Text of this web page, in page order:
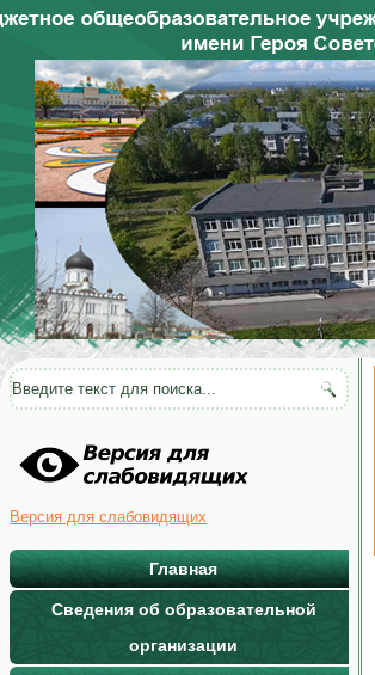
Версия для слабовидящих
Главная
Сведения об образовательной
организации